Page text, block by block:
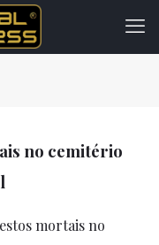
no cemitério
mortais no